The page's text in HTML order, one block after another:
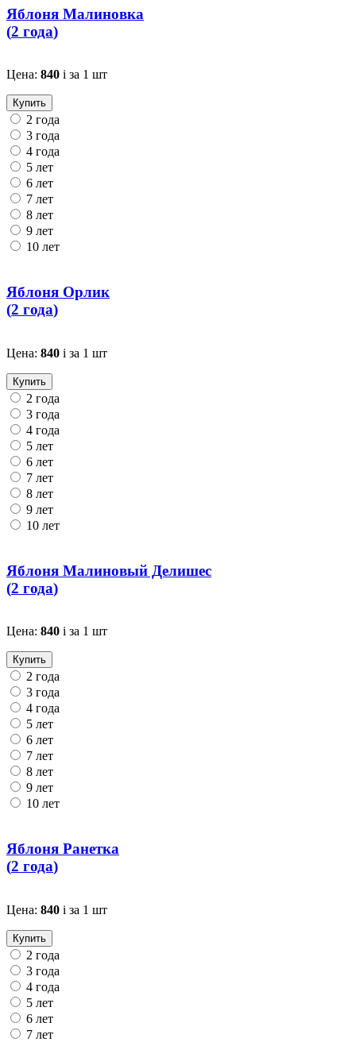
Яблоня Малиновка
(2 года)
Цена: 840 i за 1 шт
Купить
2 года
3 года
4 года
5 лет
6 лет
7 лет
8 лет
9 лет
10 лет
Яблоня Орлик
(2 года)
Цена: 840 i за 1 шт
Купить
2 года
3 года
4 года
5 лет
6 лет
7 лет
8 лет
9 лет
10 лет
Яблоня Малиновый Делишес
(2 года)
Цена: 840 i за 1 шт
Купить
2 года
3 года
4 года
5 лет
6 лет
7 лет
8 лет
9 лет
10 лет
Яблоня Ранетка
(2 года)
Цена: 840 i за 1 шт
Купить
2 года
3 года
4 года
5 лет
6 лет
7 лет